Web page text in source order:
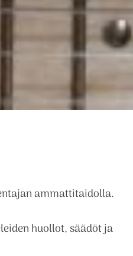
ammattitaidolla.
huollot, säädöt ja